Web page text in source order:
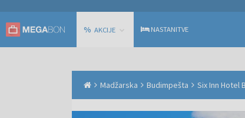
% AKCIJE NASTANITVE
Madžarska Budimpešta Six Inn Hotel